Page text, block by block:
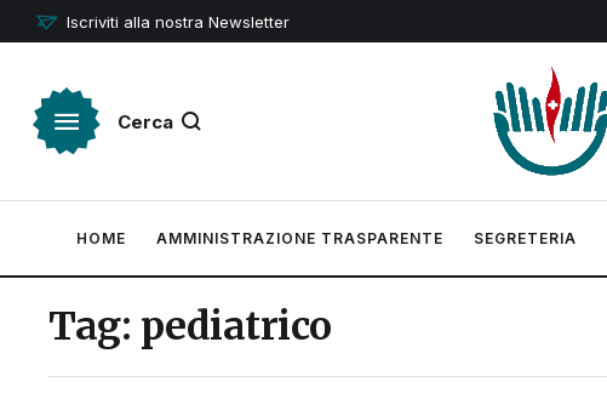
Iscriviti alla nostra Newsletter
Cerca
HOME AMMINISTRAZIONE TRASPARENTE SEGRETERIA
Tag: pediatrico